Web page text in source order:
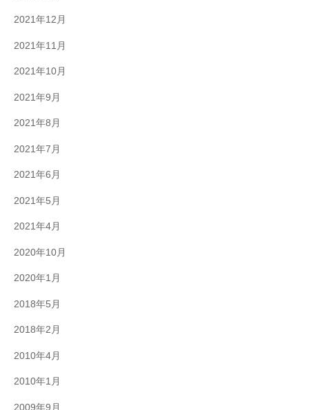
2021年12月
2021年11月
2021年10月
2021年9月
2021年8月
2021年7月
2021年6月
2021年5月
2021年4月
2020年10月
2020年1月
2018年5月
2018年2月
2010年4月
2010年1月
2009年9月